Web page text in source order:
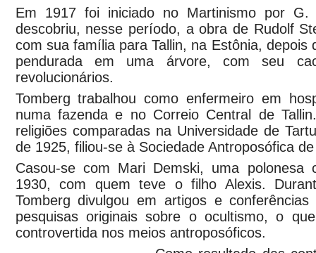
Em 1917 foi iniciado no Martinismo por G.
descobriu, nesse período, a obra de Rudolf
com sua família para Tallin, na Estônia, depois
pendurada em uma árvore, com seu
revolucionários.
Tomberg trabalhou como enfermeiro em
numa fazenda e no Correio Central de
religiões comparadas na Universidade de
de 1925, filiou-se à Sociedade Antroposófica
Casou-se com Mari Demski, uma polonesa
1930, com quem teve o filho Alexis.
Tomberg divulgou em artigos e
pesquisas originais sobre o ocultismo, o
controvertida nos meios antroposóficos.